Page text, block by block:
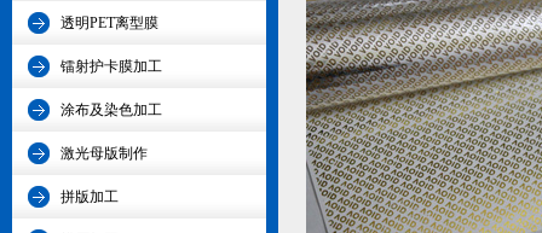
透明PET离型膜
镭射护卡膜加工
涂布及染色加工
激光母版制作
拼版加工